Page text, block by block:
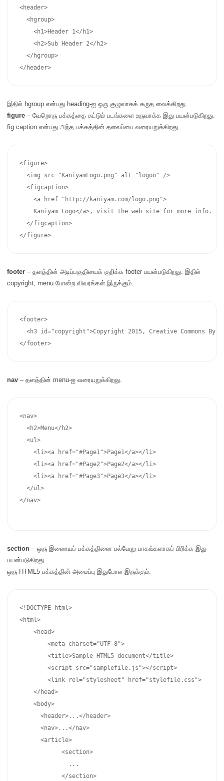
<header>
  <hgroup>
    <h1>Header 1</h1>
    <h2>Sub Header 2</h2>
  </hgroup>
இதில் hgroup என்பது heading-ஐ ஒரு குழுவாகக் கருத வைக்கிறது.
figure – வேறொரு பக்கத்தை சுட்டும் படங்களை உருவாக்க இது பயன்படுகிறது.
fig caption என்பது அந்த பக்கத்தின் தலைப்பை வரையறுக்கிறது.
<figure>
  <img src="KaniyamLogo.png" alt="logoo" />
  <figcaption>
    <a href="http://kaniyam.com/logo.png">
    Kaniyam Logo</a>, visit the web site for more info.
  </figcaption>
</figure>
footer – தளத்தின் அடிப்பகுதியைக் குறிக்க footer பயன்படுகிறது. இதில்
copyright, menu போன்ற விவரங்கள் இருக்கும்.
<footer>
<h3 id="copyright">Copyright 2015, Creative Commons By
</footer>
nav – தளத்தின் menu-ஐ வரையறுக்கிறது.
<nav>
  <h2>Menu</h2>
  <ul>
    <li><a href="#Page1">Page1</a></li>
    <li><a href="#Page2">Page2</a></li>
    <li><a href="#Page3">Page3</a></li>
  </ul>
</nav>
section – ஒரு இணையப் பக்கத்தினை பல்வேறு பாகங்களாகப் பிரிக்க இது
பயன்படுகிறது.
ஒரு HTML5 பக்கத்தின் அமைப்பு இதுபோல இருக்கும்.
<!DOCTYPE html>
<html>
    <head>
        <meta charset="UTF-8">
        <title>Sample HTML5 document</title>
        <script src="samplefile.js"></script>
        <link rel="stylesheet" href="stylefile.css">
    </head>
    <body>
      <header>...</header>
      <nav>...</nav>
      <article>
            <section>
              ...
            </section>